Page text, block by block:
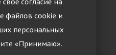
файлов cookie и
персональных
«Принимаю».